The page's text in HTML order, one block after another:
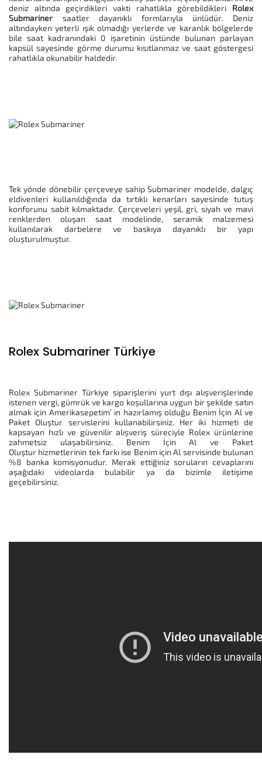
deniz altında geçirdikleri vakti rahatlıkla görebildikleri Rolex
Submariner saatler dayanıklı formlarıyla ünlüdür. Deniz
altındayken yeterli ışık olmadığı yerlerde ve karanlık bölgelerde
bile saat kadranındaki 0 işaretinin üstünde bulunan parlayan
kapsül sayesinde görme durumu kısıtlanmaz ve saat göstergesi
rahatlıkla okunabilir haldedir.
Tek yönde dönebilir çerçeveye sahip Submariner modelde, dalgıç
eldivenleri kullanıldığında da tırtıklı kenarları sayesinde tutuş
konforunu sabit kılmaktadır. Çerçeveleri yeşil, gri, siyah ve mavi
renklerden oluşan saat modelinde, seramik malzemesi
kullanılarak darbelere ve baskıya dayanıklı bir yapı
oluşturulmuştur.
Rolex Submariner Türkiye
Rolex Submariner Türkiye siparişlerini yurt dışı alışverişlerinde
istenen vergi, gümrük ve kargo koşullarına uygun bir şekilde satın
almak için Amerikasepetim’ in hazırlamış olduğu Benim İçin Al ve
Paket Oluştur servislerini kullanabilirsiniz. Her iki hizmeti de
kapsayan hızlı ve güvenilir alışveriş süreciyle Rolex ürünlerine
zahmetsiz ulaşabilirsiniz. Benim İçin Al ve Paket
Oluştur hizmetlerinin tek farkı ise Benim için Al servisinde bulunan
%8 banka komisyonudur. Merak ettiğiniz soruların cevaplarını
aşağıdaki videolarda bulabilir ya da bizimle iletişime
geçebilirsiniz.